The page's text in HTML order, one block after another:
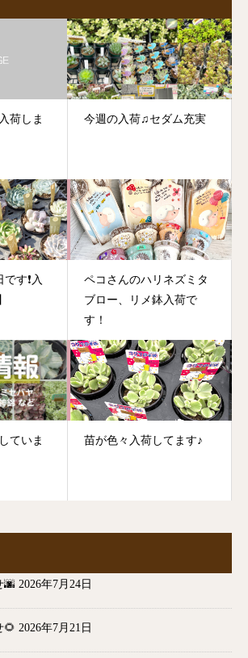
荷しま
今週の入荷♫セダム充実
す❗️入
ペコさんのハリネズミタ
ブロー、リメ鉢入荷で
す！
ていま
苗が色々入荷してます♪
🌆 2026年7月24日
🌻 2026年7月21日